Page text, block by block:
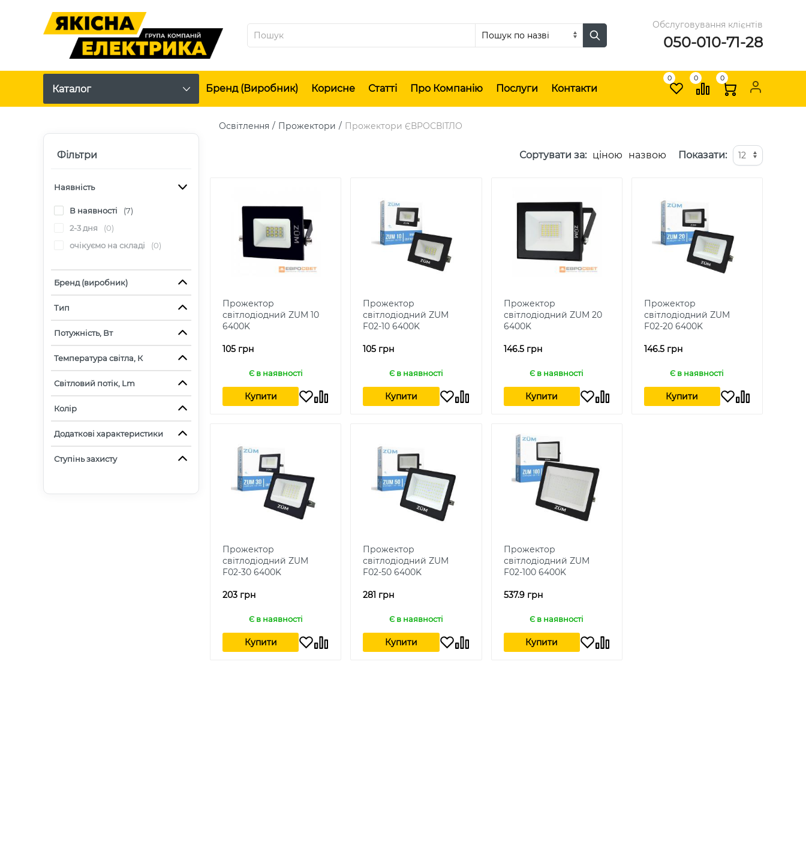
Обслуговування клієнтів
050-010-71-28
Каталог Бренд (виробник) Корисне Статті Про Компанію Послуги Контакти
0 0 0
Фільтри
Наявність
В наявності
(7)
2-3 дня
(0)
очікуємо на складі
(0)
Бренд (виробник)
Тип
Потужність, Вт
Температура світла, К
Світловий потік, Lm
Колір
Додаткові характеристики
Ступінь захисту
Освітлення Прожектори Прожектори ЄВРОСВІТЛО
Сортувати за: ціною назвою Показати:
Прожектор
світлодіодний ZUM 10
6400K
105 грн
Є в наявності
Купити
Прожектор
світлодіодний ZUM
F02-10 6400K
105 грн
Є в наявності
Купити
Прожектор
світлодіодний ZUM 20
6400K
146.5 грн
Є в наявності
Купити
Прожектор
світлодіодний ZUM
F02-20 6400K
146.5 грн
Є в наявності
Купити
Прожектор
світлодіодний ZUM
F02-30 6400K
203 грн
Є в наявності
Купити
Прожектор
світлодіодний ZUM
F02-50 6400K
281 грн
Є в наявності
Купити
Прожектор
світлодіодний ZUM
F02-100 6400K
537.9 грн
Є в наявності
Купити